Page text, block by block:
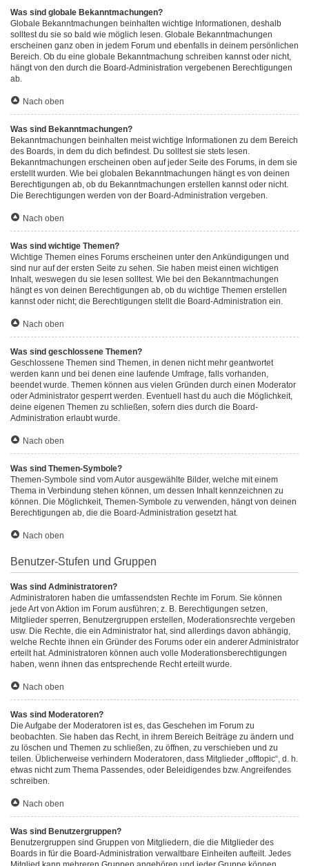
Was sind globale Bekanntmachungen?
Globale Bekanntmachungen beinhalten wichtige Informationen, deshalb
solltest du sie so bald wie möglich lesen. Globale Bekanntmachungen
erscheinen ganz oben in jedem Forum und ebenfalls in deinem persönlichen
Bereich. Ob du eine globale Bekanntmachung schreiben kannst oder nicht,
hängt von den durch die Board-Administration vergebenen Berechtigungen
ab.
Nach oben
Was sind Bekanntmachungen?
Bekanntmachungen beinhalten meist wichtige Informationen zu dem Bereich
des Boards, in dem du dich befindest. Du solltest sie stets lesen.
Bekanntmachungen erscheinen oben auf jeder Seite des Forums, in dem sie
erstellt wurden. Wie bei globalen Bekanntmachungen hängt es von deinen
Berechtigungen ab, ob du Bekanntmachungen erstellen kannst oder nicht.
Die Berechtigungen werden von der Board-Administration vergeben.
Nach oben
Was sind wichtige Themen?
Wichtige Themen eines Forums erscheinen unter den Ankündigungen und
sind nur auf der ersten Seite zu sehen. Sie haben meist einen wichtigen
Inhalt, weswegen du sie lesen solltest. Wie bei den Bekanntmachungen
hängt es von deinen Berechtigungen ab, ob du wichtige Themen erstellen
kannst oder nicht; die Berechtigungen stellt die Board-Administration ein.
Nach oben
Was sind geschlossene Themen?
Geschlossene Themen sind Themen, in denen nicht mehr geantwortet
werden kann und bei denen eine laufende Umfrage, falls vorhanden,
beendet wurde. Themen können aus vielen Gründen durch einen Moderator
oder Administrator gesperrt werden. Eventuell hast du auch die Möglichkeit,
deine eigenen Themen zu schließen, sofern dies durch die Board-
Administration erlaubt wurde.
Nach oben
Was sind Themen-Symbole?
Themen-Symbole sind vom Autor ausgewählte Bilder, welche mit einem
Thema in Verbindung stehen können, um dessen Inhalt kennzeichnen zu
können. Die Möglichkeit, Themen-Symbole zu verwenden, hängt von deinen
Berechtigungen ab, die die Board-Administration gesetzt hat.
Nach oben
Benutzer-Stufen und Gruppen
Was sind Administratoren?
Administratoren haben die umfassendsten Rechte im Forum. Sie können
jede Art von Aktion im Forum ausführen; z. B. Berechtigungen setzen,
Mitglieder sperren, Benutzergruppen erstellen, Moderationsrechte vergeben
usw. Die Rechte, die ein Administrator hat, sind allerdings davon abhängig,
welche Rechte ihnen ein Gründer des Forums oder ein anderer Administrator
erteilt hat. Administratoren können auch volle Moderationsberechtigungen
haben, wenn ihnen das entsprechende Recht erteilt wurde.
Nach oben
Was sind Moderatoren?
Die Aufgabe der Moderatoren ist es, das Geschehen im Forum zu
beobachten. Sie haben das Recht, in ihrem Bereich Beiträge zu ändern und
zu löschen und Themen zu schließen, zu öffnen, zu verschieben und zu
teilen. Üblicherweise verhindern Moderatoren, dass Mitglieder „offtopic“, d. h.
etwas nicht zum Thema Passendes, oder Beleidigendes bzw. Angreifendes
schreiben.
Nach oben
Was sind Benutzergruppen?
Benutzergruppen sind Gruppen von Mitgliedern, die die Mitglieder des
Boards in für die Board-Administration verwaltbare Einheiten aufteilt. Jedes